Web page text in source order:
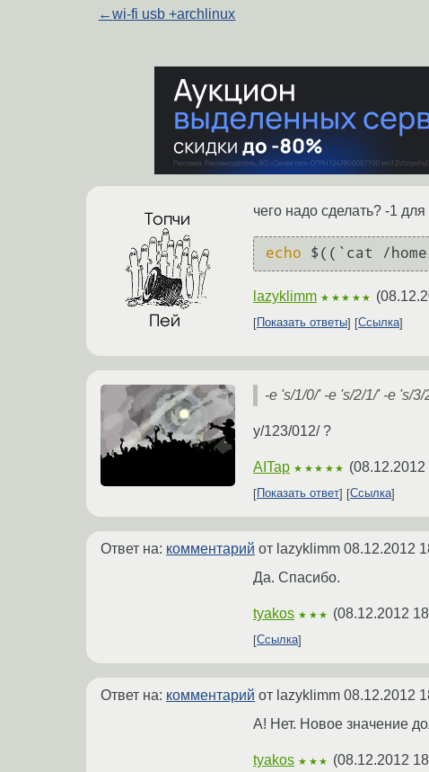
←wi-fi usb +archlinux
чего надо сделать? -1
echo $((`cat /
lazyklimm ★★★★★ (
Показать ответы Ссылка
-e 's/1/0/' -e 's/2/1/' -e 's/3/
y/123/012/ ?
AITap ★★★★★ (08.12.2012
Показать ответ Ссылка
Ответ на: комментарий от lazyklimm 08.12.2012
Да. Спасибо.
tyakos ★★★ (08.12.2012
Ссылка
Ответ на: комментарий от lazyklimm 08.12.2012
А! Нет. Новое значение
tyakos ★★★ (08.12.2012